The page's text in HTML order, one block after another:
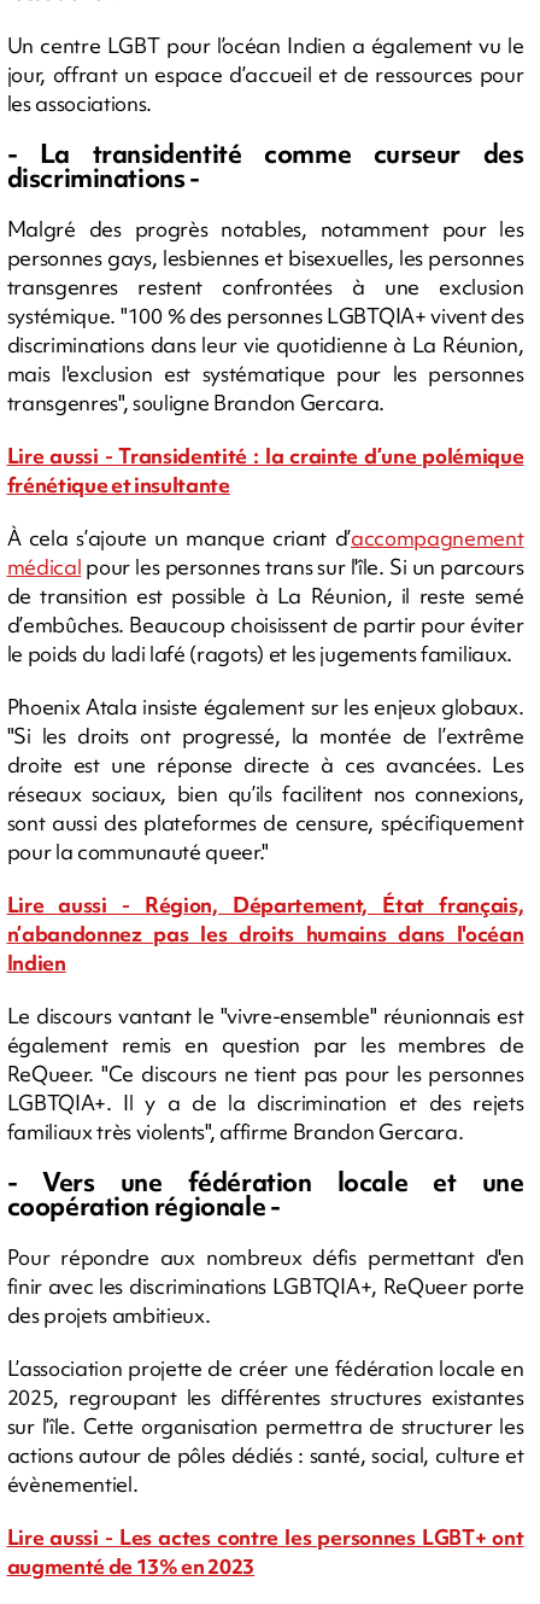
Un centre LGBT pour l’océan Indien a également vu le
jour, offrant un espace d’accueil et de ressources pour
les associations.
- La transidentité comme curseur des
discriminations -
Malgré des progrès notables, notamment pour les
personnes gays, lesbiennes et bisexuelles, les personnes
transgenres restent confrontées à une exclusion
systémique. "100 % des personnes LGBTQIA+ vivent des
discriminations dans leur vie quotidienne à La Réunion,
mais l'exclusion est systématique pour les personnes
transgenres", souligne Brandon Gercara.
Lire aussi - Transidentité : la crainte d’une polémique
frénétique et insultante
À cela s’ajoute un manque criant d’accompagnement
médical pour les personnes trans sur l'île. Si un parcours
de transition est possible à La Réunion, il reste semé
d’embûches. Beaucoup choisissent de partir pour éviter
le poids du ladi lafé (ragots) et les jugements familiaux.
Phoenix Atala insiste également sur les enjeux globaux.
"Si les droits ont progressé, la montée de l’extrême
droite est une réponse directe à ces avancées. Les
réseaux sociaux, bien qu’ils facilitent nos connexions,
sont aussi des plateformes de censure, spécifiquement
pour la communauté queer."
Lire aussi - Région, Département, État français,
n’abandonnez pas les droits humains dans l'océan
Indien
Le discours vantant le "vivre-ensemble" réunionnais est
également remis en question par les membres de
ReQueer. "Ce discours ne tient pas pour les personnes
LGBTQIA+. Il y a de la discrimination et des rejets
familiaux très violents", affirme Brandon Gercara.
- Vers une fédération locale et une
coopération régionale -
Pour répondre aux nombreux défis permettant d'en
finir avec les discriminations LGBTQIA+, ReQueer porte
des projets ambitieux.
L’association projette de créer une fédération locale en
2025, regroupant les différentes structures existantes
sur l’île. Cette organisation permettra de structurer les
actions autour de pôles dédiés : santé, social, culture et
évènementiel.
Lire aussi - Les actes contre les personnes LGBT+ ont
augmenté de 13% en 2023